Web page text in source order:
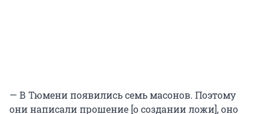
— В Тюмени появились семь масонов. Поэтому
они написали прошение [о создании ложи], оно